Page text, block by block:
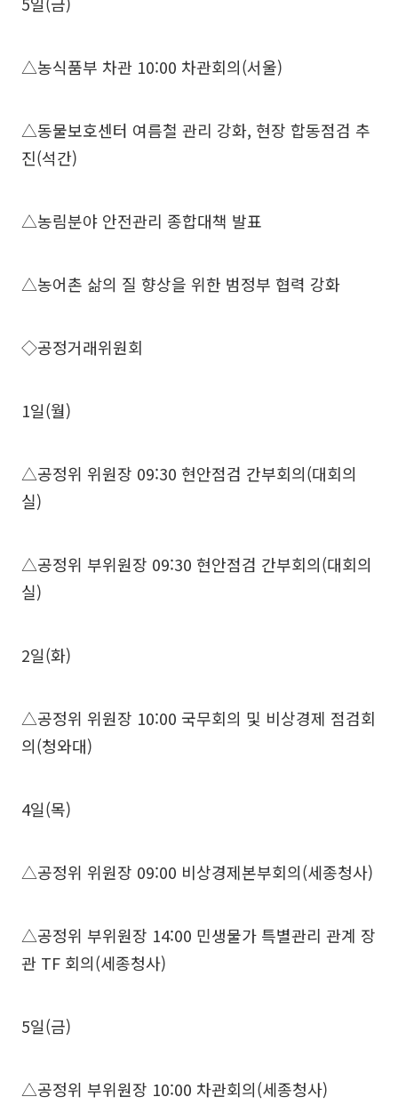
△농식품부 차관 10:00 차관회의(서울)
△동물보호센터 여름철 관리 강화, 현장 합동점검 추
진(석간)
△농림분야 안전관리 종합대책 발표
△농어촌 삶의 질 향상을 위한 범정부 협력 강화
◇공정거래위원회
1일(월)
△공정위 위원장 09:30 현안점검 간부회의(대회의
실)
△공정위 부위원장 09:30 현안점검 간부회의(대회의
실)
2일(화)
△공정위 위원장 10:00 국무회의 및 비상경제 점검회
의(청와대)
4일(목)
△공정위 위원장 09:00 비상경제본부회의(세종청사)
△공정위 부위원장 14:00 민생물가 특별관리 관계 장
관 TF 회의(세종청사)
5일(금)
△공정위 부위원장 10:00 차관회의(세종청사)